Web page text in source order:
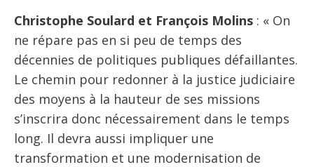
Christophe Soulard et François Molins : « On
ne répare pas en si peu de temps des
décennies de politiques publiques défaillantes.
Le chemin pour redonner à la justice judiciaire
des moyens à la hauteur de ses missions
s’inscrira donc nécessairement dans le temps
long. Il devra aussi impliquer une
transformation et une modernisation de